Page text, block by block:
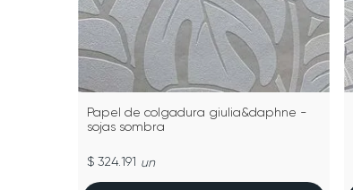
Papel de colgadura giulia&daphne -
sojas sombra
$ 324.191 un